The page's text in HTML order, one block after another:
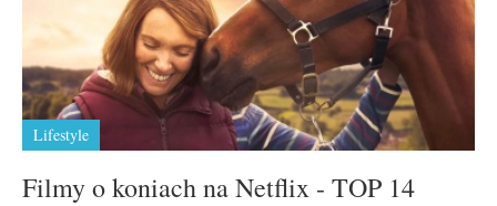
Lifestyle
Filmy o koniach na Netflix - TOP 14